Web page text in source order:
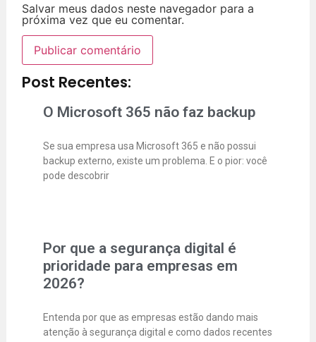
Salvar meus dados neste navegador para a
próxima vez que eu comentar.
Post Recentes:
O Microsoft 365 não faz backup
Se sua empresa usa Microsoft 365 e não possui
backup externo, existe um problema. E o pior: você
pode descobrir
Por que a segurança digital é
prioridade para empresas em
2026?
Entenda por que as empresas estão dando mais
atenção à segurança digital e como dados recentes